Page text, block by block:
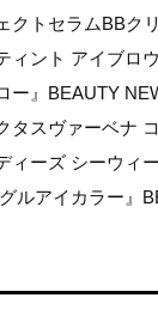
クトセラムBBク
ィント アイブロ
ー』BEAUTY
タスヴァーベナ
ィーズ シーウ
ルアイカラー』